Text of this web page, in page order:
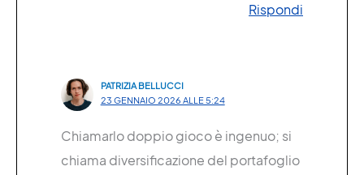
Rispondi
PATRIZIA BELLUCCI
23 GENNAIO 2026 ALLE 5:24
Chiamarlo doppio gioco è ingenuo; si
chiama diversificazione del portafoglio